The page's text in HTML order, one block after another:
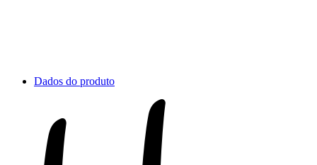
Dados do produto